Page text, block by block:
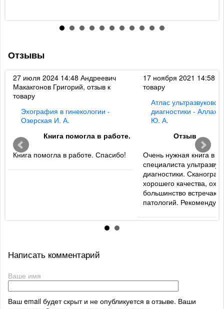
Отзывы
27 июля 2024 14:48 Андреевич
Макакгонов Григорий, отзыв к
товару
Эхография в гинекологии -
Озерская И. А.
Книга помогла в работе.
Книга помогла в работе. Спасибо!
17 ноября 2021 14:58
товару
Атлас ультразвуковой
диагностики -
Ю. А.
Отзыв
Очень нужная книга в
специалиста
диагностики.
хорошего качества,
большинство
патологий. Рекомендую
Написать комментарий
Ваше имя
Ваш email будет скрыт и не опубликуется в отзыве. Ваши